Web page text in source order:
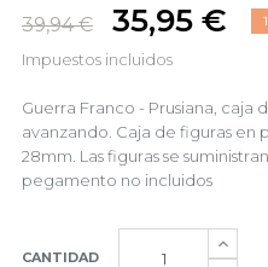
39,94 € 35,95 €
Impuestos incluidos
Guerra Franco - Prusiana, caja
avanzando. Caja de figuras en
28mm. Las figuras se
pegamento no incluidos
CANTIDAD